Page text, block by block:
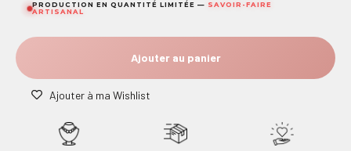
PRODUCTION EN QUANTITÉ LIMITÉE — SAVOIR-FAIRE
ARTISANAL
Ajouter au panier
Ajouter à ma Wishlist